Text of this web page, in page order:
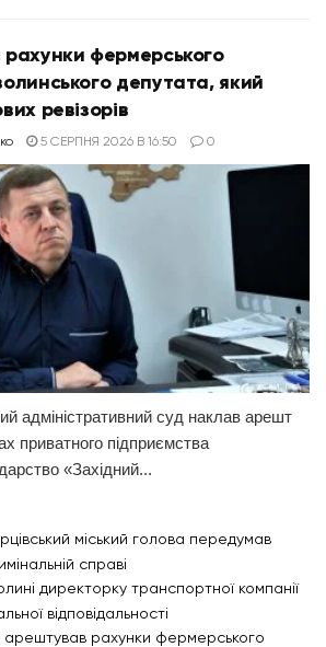
фермерського
депутата, який
ревізорів
5 СЕРПНЯ 2026 В 16:50 0
адміністративний суд наклав арешт
приватного підприємства
«Західний...
міський голова передумав
справі
директорку транспортної компанії
відповідальності
арештував рахунки фермерського